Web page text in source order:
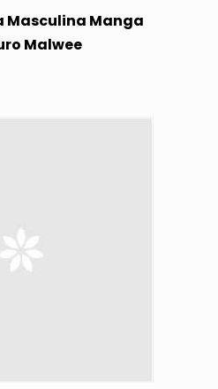
Masculina Manga
Malwee